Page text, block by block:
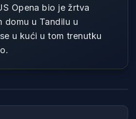
Opena bio je žrtva
domu u Tandilu u
u kući u tom trenutku